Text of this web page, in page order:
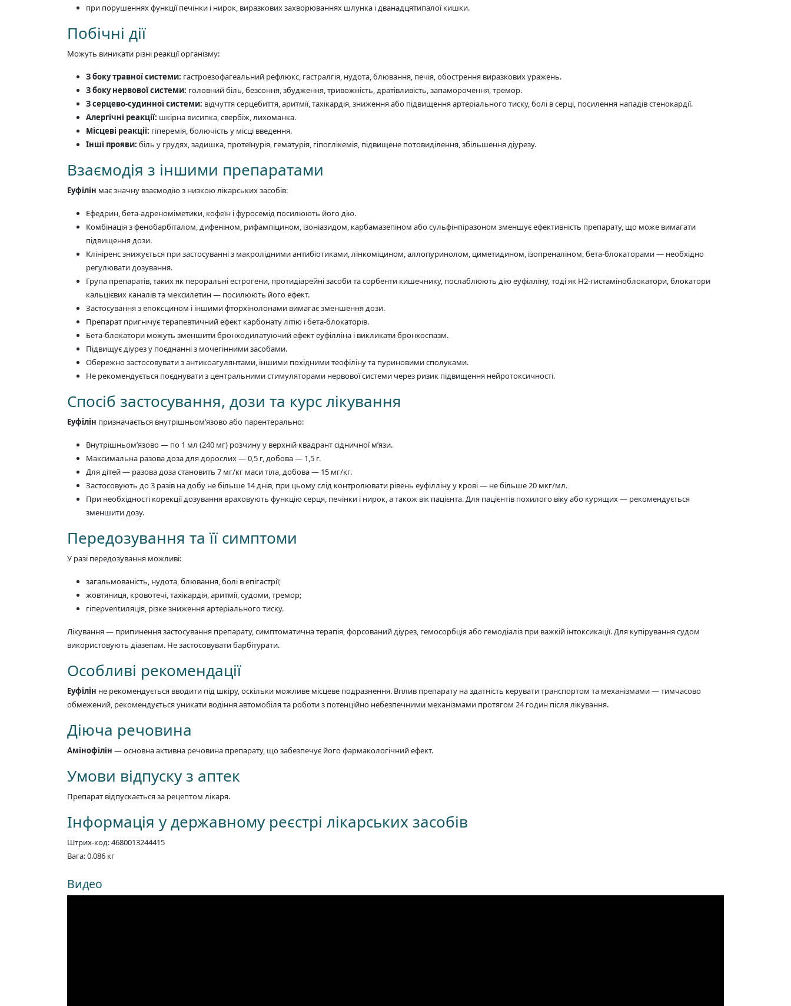
при порушеннях функції печінки і нирок, виразкових захворюваннях шлунка і дванадцятипалої кишки.
Побічні дії
Можуть виникати різні реакції організму:
З боку травної системи: гастроезофагеальний рефлюкс, гастралгія, нудота, блювання, печія, обострення виразкових уражень.
З боку нервової системи: головний біль, безсоння, збудження, тривожність, дратівливість, запаморочення, тремор.
З серцево-судинної системи: відчуття серцебиття, аритмії, тахікардія, зниження або підвищення артеріального тиску, болі в серці, посилення нападів стенокардії.
Алергічні реакції: шкірна висипка, свербіж, лихоманка.
Місцеві реакції: гіперемія, болючість у місці введення.
Інші прояви: біль у грудях, задишка, протеїнурія, гематурія, гіпоглікемія, підвищене потовиділення, збільшення діурезу.
Взаємодія з іншими препаратами
Еуфілін має значну взаємодію з низкою лікарських засобів:
Ефедрин, бета-адреноміметики, кофеїн і фуросемід посилюють його дію.
Комбінація з фенобарбіталом, дифеніном, рифампіцином, ізоніазидом, карбамазепіном або сульфінпіразоном зменшує ефективність препарату, що може вимагати
підвищення дози.
Клініренс знижується при застосуванні з макролідними антибіотиками, лінкоміцином, аллопуринолом, циметидином, ізопреналіном, бета-блокаторами — необхідно
регулювати дозування.
Група препаратів, таких як пероральні естрогени, протидіарейні засоби та сорбенти кишечнику, послаблюють дію еуфілліну, тоді як H2-гистаміноблокатори, блокатори
кальцієвих каналів та мексилетин — посилюють його ефект.
Застосування з епоксцином і іншими фторхінолонами вимагає зменшення дози.
Препарат пригнічує терапевтичний ефект карбонату літію і бета-блокаторів.
Бета-блокатори можуть зменшити бронходилатуючий ефект еуфілліна і викликати бронхоспазм.
Підвищує діурез у поєднанні з мочегінними засобами.
Обережно застосовувати з антикоагулянтами, іншими похідними теофіліну та пуриновими сполуками.
Не рекомендується поєднувати з центральними стимуляторами нервової системи через ризик підвищення нейротоксичності.
Спосіб застосування, дози та курс лікування
Еуфілін призначається внутрішньом’язово або парентерально:
Внутрішньом’язово — по 1 мл (240 мг) розчину у верхній квадрант сідничної м’язи.
Максимальна разова доза для дорослих — 0,5 г, добова — 1,5 г.
Для дітей — разова доза становить 7 мг/кг маси тіла, добова — 15 мг/кг.
Застосовують до 3 разів на добу не більше 14 днів, при цьому слід контролювати рівень еуфілліну у крові — не більше 20 мкг/мл.
При необхідності корекції дозування враховують функцію серця, печінки і нирок, а також вік пацієнта. Для пацієнтів похилого віку або курящих — рекомендується
зменшити дозу.
Передозування та її симптоми
У разі передозування можливі:
загальмованість, нудота, блювання, болі в епігастрії;
жовтяниця, кровотечі, тахікардія, аритмії, судоми, тремор;
гіперventиляція, різке зниження артеріального тиску.
Лікування — припинення застосування препарату, симптоматична терапія, форсований діурез, гемосорбція або гемодіаліз при важкій інтоксикації. Для купірування судом
використовують діазепам. Не застосовувати барбітурати.
Особливі рекомендації
Еуфілін не рекомендується вводити під шкіру, оскільки можливе місцеве подразнення. Вплив препарату на здатність керувати транспортом та механізмами — тимчасово
обмежений, рекомендується уникати водіння автомобіля та роботи з потенційно небезпечними механізмами протягом 24 годин після лікування.
Діюча речовина
Амінофілін — основна активна речовина препарату, що забезпечує його фармакологічний ефект.
Умови відпуску з аптек
Препарат відпускається за рецептом лікаря.
Інформація у державному реєстрі лікарських засобів
Штрих-код: 4680013244415
Вага: 0.086 кг
Видео